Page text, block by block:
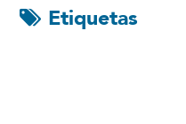
Etiquetas